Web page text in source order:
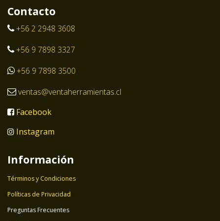
Contacto
+56 2 2948 3608
+56 9 7898 3327
+56 9 7898 3500
ventas@ventaherramientas.cl
Facebook
Instagram
Información
Términos y Condiciones
Políticas de Privacidad
Preguntas Frecuentes